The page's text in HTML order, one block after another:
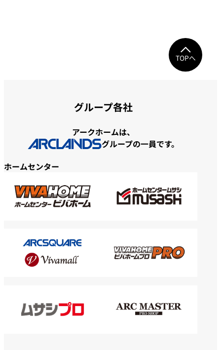
TOPへ
グループ各社
アークホームは、
グループの一員です。
ホームセンター